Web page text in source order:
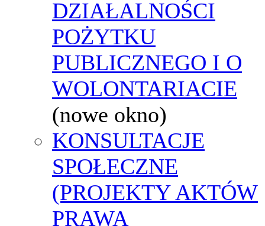
DZIAŁALNOŚCI
POŻYTKU
PUBLICZNEGO I O
WOLONTARIACIE
(nowe okno)
KONSULTACJE
SPOŁECZNE
(PROJEKTY AKTÓW
PRAWA